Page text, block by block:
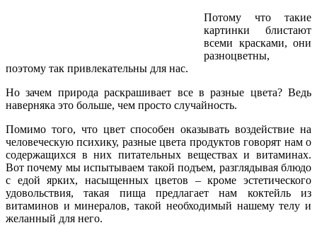
Потому что такие
картинки блистают
всеми красками, они
разноцветны,
поэтому так привлекательны для нас.
Но зачем природа раскрашивает все в разные цвета? Ведь
наверняка это больше, чем просто случайность.
Помимо того, что цвет способен оказывать воздействие на
человеческую психику, разные цвета продуктов говорят нам о
содержащихся в них питательных веществах и витаминах.
Вот почему мы испытываем такой подъем, разглядывая блюдо
с едой ярких, насыщенных цветов – кроме эстетического
удовольствия, такая пища предлагает нам коктейль из
витаминов и минералов, такой необходимый нашему телу и
желанный для него.